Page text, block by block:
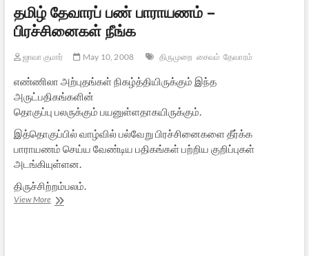
தமிழ் தேவாரப் பண் பாராயணம் –
பிரச்சினைகள் நீங்க
ஜாவா குமார் May 10, 2008 திருமுறை சைவம் தேவாரம்
எண்ணிலா அற்புதங்கள் நிகழ்த்தியிருக்கும் இந்த
அருட்பதிகங்களின்
தொகுப்பு பலருக்கும் பயனுள்ளதாகயிருக்கும்.
இத்தொகுப்பில் வாழ்வில் பல்வேறு பிரச்சினைகளை தீர்க்க
பாராயணம் செய்ய வேண்டிய பதிகங்கள் பற்றிய குறிப்புகள்
அடங்கியுள்ளன.
திருச்சிற்றம்பலம்.
View Moreதமிழ்